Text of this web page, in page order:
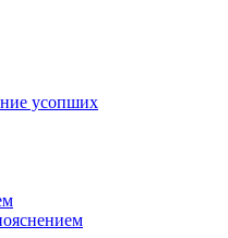
усопших